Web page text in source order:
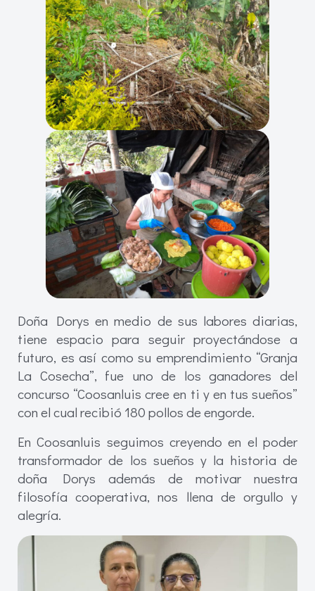
Doña Dorys en medio de sus labores diarias,
tiene espacio para seguir proyectándose a
futuro, es así como su emprendimiento “Granja
La Cosecha”, fue uno de los ganadores del
concurso “Coosanluis cree en ti y en tus sueños”
con el cual recibió 180 pollos de engorde.
En Coosanluis seguimos creyendo en el poder
transformador de los sueños y la historia de
doña Dorys además de motivar nuestra
filosofía cooperativa, nos llena de orgullo y
alegría.